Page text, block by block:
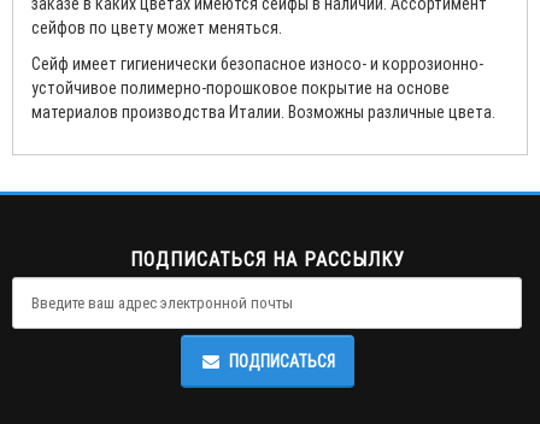
сейфов по цвету может меняться.
Сейф имеет гигиенически безопасное износо- и коррозионно-
устойчивое полимерно-порошковое покрытие на основе
материалов производства Италии. Возможны различные цвета.
ПОДПИСАТЬСЯ НА РАССЫЛКУ
ПОДПИСАТЬСЯ